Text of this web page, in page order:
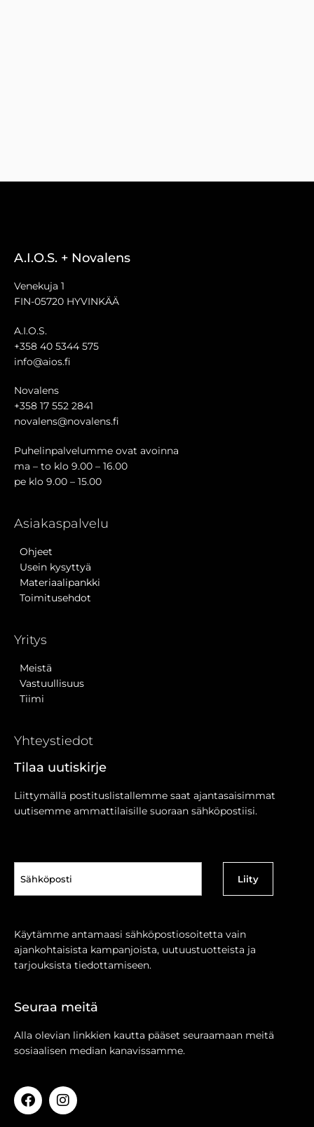
A.I.O.S. + Novalens
Venekuja 1
FIN-05720 HYVINKÄÄ
A.I.O.S.
+358 40 5344 575
info@aios.fi
Novalens
+358 17 552 2841
novalens@novalens.fi
Puhelinpalvelumme ovat avoinna
ma – to klo 9.00 – 16.00
pe klo 9.00 – 15.00
Asiakaspalvelu
Ohjeet
Usein kysyttyä
Materiaalipankki
Toimitusehdot
Yritys
Meistä
Vastuullisuus
Tiimi
Yhteystiedot
Tilaa uutiskirje
Liittymällä postituslistallemme saat ajantasaisimmat
uutisemme ammattilaisille suoraan sähköpostiisi.
(Pakollinen)
Käytämme antamaasi sähköpostiosoitetta vain
ajankohtaisista kampanjoista, uutuustuotteista ja
tarjouksista tiedottamiseen.
Seuraa meitä
Alla olevian linkkien kautta pääset seuraamaan meitä
sosiaalisen median kanavissamme.